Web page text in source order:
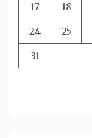
17 18
24 25
31